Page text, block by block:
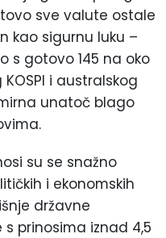
sve valute ostale
kao sigurnu luku –
s gotovo 145 na oko
KOSPI i australskog
unatoč blago
su se snažno
i ekonomskih
državne
prinosima iznad 4,5